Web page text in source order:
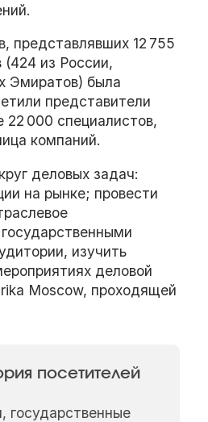
представлявших 12 755
из России,
Эмиратов) была
представители
000 специалистов,
компаний.
деловых задач:
на рынке; провести
изучить
деловой
Moscow, проходящей
посетителей
государственные